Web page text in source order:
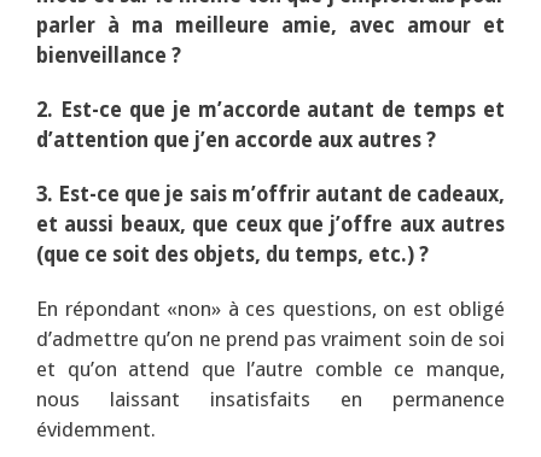
parler à ma meilleure amie, avec amour et
bienveillance ?
2. Est-ce que je m’accorde autant de temps et
d’attention que j’en accorde aux autres ?
3. Est-ce que je sais m’offrir autant de cadeaux,
et aussi beaux, que ceux que j’offre aux autres
(que ce soit des objets, du temps, etc.) ?
En répondant «non» à ces questions, on est obligé
d’admettre qu’on ne prend pas vraiment soin de soi
et qu’on attend que l’autre comble ce manque,
nous laissant insatisfaits en permanence
évidemment.